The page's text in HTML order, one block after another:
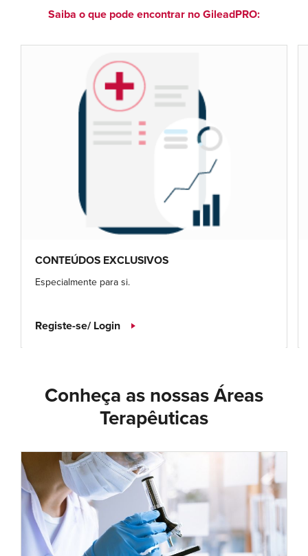
Saiba o que pode encontrar no GileadPRO:
CONTEÚDOS EXCLUSIVOS
Especialmente para si.
Registe-se/ Login
Conheça as nossas Áreas
Terapêuticas